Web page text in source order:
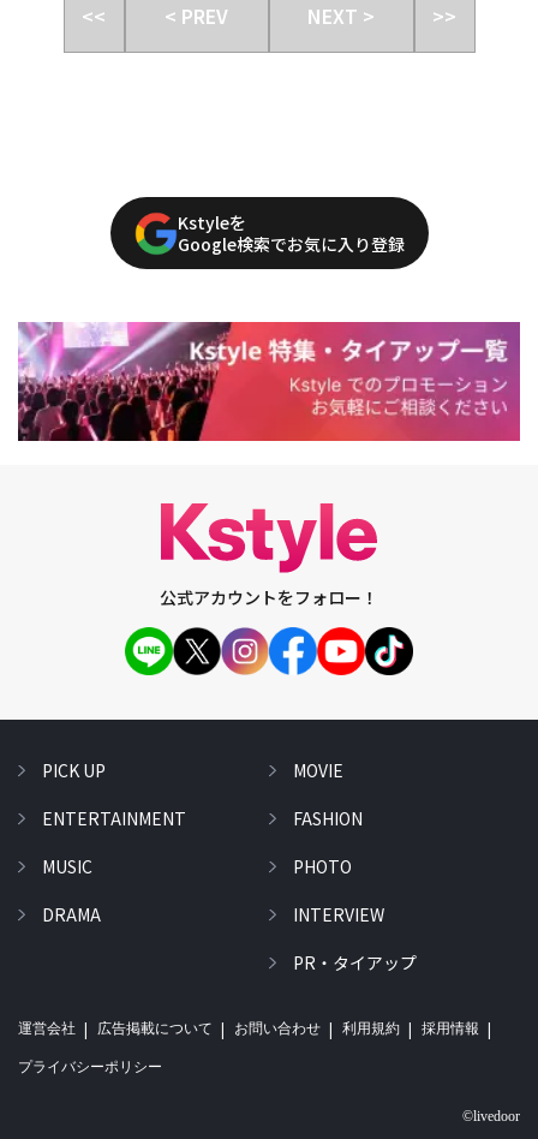
<< < PREV NEXT > >>
Kstyleを
Google検索でお気に入り登録
公式アカウントをフォロー！
PICK UP
ENTERTAINMENT
MUSIC
DRAMA
MOVIE
FASHION
PHOTO
INTERVIEW
PR・タイアップ
運営会社 広告掲載について お問い合わせ 利用規約 採用情報
プライバシーポリシー
©livedoor